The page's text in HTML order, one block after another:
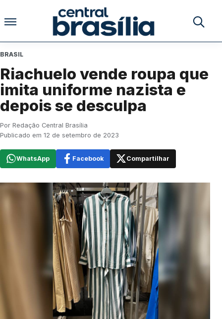
Pular para o conteúdo
Buscar
BRASIL
Riachuelo vende roupa que
imita uniforme nazista e
depois se desculpa
Por Redação Central Brasília
Publicado em 12 de setembro de 2023
WhatsApp Facebook Compartilhar